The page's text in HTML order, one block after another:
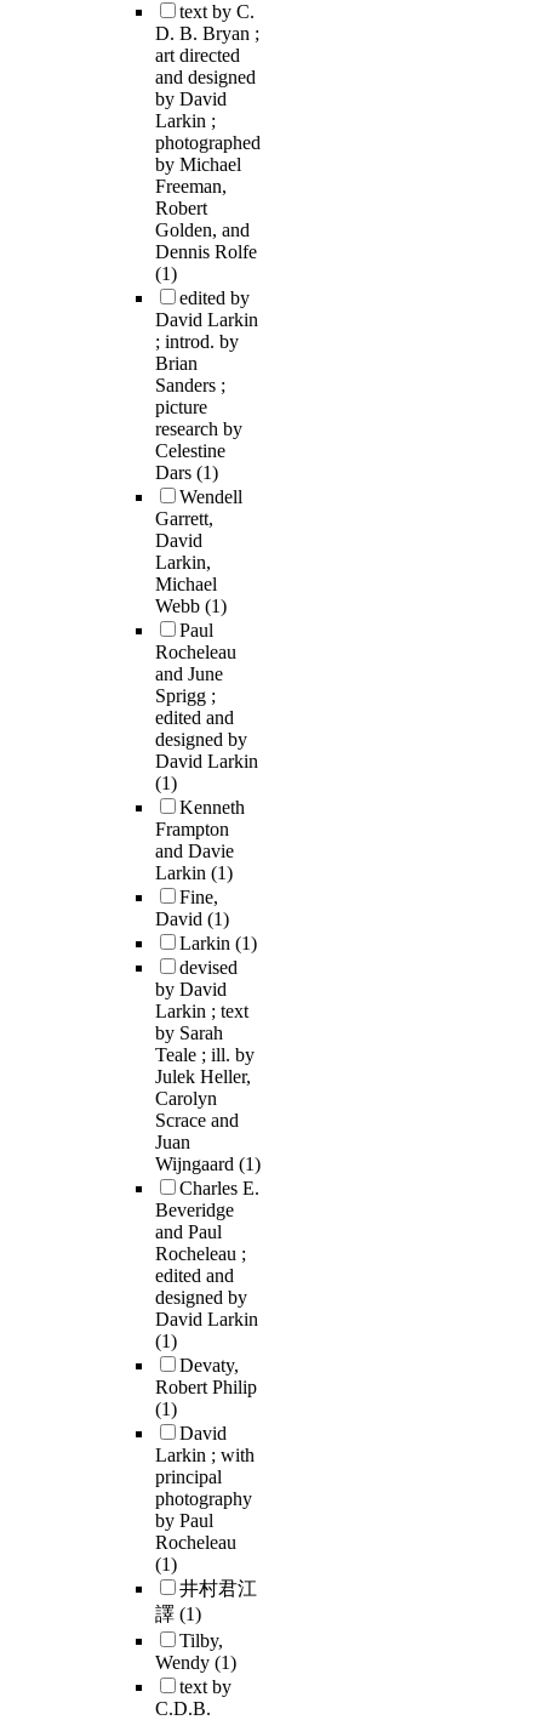
text by C.
D. B. Bryan ;
art directed
and designed
by David
Larkin ;
photographed
by Michael
Freeman,
Robert
Golden, and
Dennis Rolfe
(1)
edited by
David Larkin
; introd. by
Brian
Sanders ;
picture
research by
Celestine
Dars (1)
Wendell
Garrett,
David
Larkin,
Michael
Webb (1)
Paul
Rocheleau
and June
Sprigg ;
edited and
designed by
David Larkin
(1)
Kenneth
Frampton
and Davie
Larkin (1)
Fine,
David (1)
Larkin (1)
devised
by David
Larkin ; text
by Sarah
Teale ; ill. by
Julek Heller,
Carolyn
Scrace and
Juan
Wijngaard (1)
Charles E.
Beveridge
and Paul
Rocheleau ;
edited and
designed by
David Larkin
(1)
Devaty,
Robert Philip
(1)
David
Larkin ; with
principal
photography
by Paul
Rocheleau
(1)
井村君江
譯 (1)
Tilby,
Wendy (1)
text by
C.D.B.